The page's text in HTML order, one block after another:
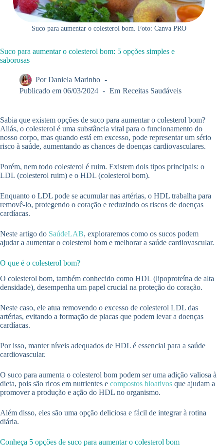
Suco para aumentar o colesterol bom. Foto: Canva PRO
Suco para aumentar o colesterol bom: 5 opções simples e
saborosas
Por Daniela Marinho
Publicado em 06/03/2024 Em Receitas Saudáveis
Sabia que existem opções de suco para aumentar o colesterol bom?
Aliás, o colesterol é uma substância vital para o funcionamento do
nosso corpo, mas quando está em excesso, pode representar um sério
risco à saúde, aumentando as chances de doenças cardiovasculares.
Porém, nem todo colesterol é ruim. Existem dois tipos principais: o
LDL (colesterol ruim) e o HDL (colesterol bom).
Enquanto o LDL pode se acumular nas artérias, o HDL trabalha para
removê-lo, protegendo o coração e reduzindo os riscos de doenças
cardíacas.
Neste artigo do SaúdeLAB, exploraremos como os sucos podem
ajudar a aumentar o colesterol bom e melhorar a saúde cardiovascular.
O que é o colesterol bom?
O colesterol bom, também conhecido como HDL (lipoproteína de alta
densidade), desempenha um papel crucial na proteção do coração.
Neste caso, ele atua removendo o excesso de colesterol LDL das
artérias, evitando a formação de placas que podem levar a doenças
cardíacas.
Por isso, manter níveis adequados de HDL é essencial para a saúde
cardiovascular.
O suco para aumenta o colesterol bom podem ser uma adição valiosa à
dieta, pois são ricos em nutrientes e compostos bioativos que ajudam a
promover a produção e ação do HDL no organismo.
Além disso, eles são uma opção deliciosa e fácil de integrar à rotina
diária.
Conheça 5 opções de suco para aumentar o colesterol bom